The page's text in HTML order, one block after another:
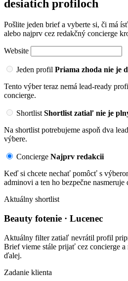
desiatich profiloch
Pošlite jeden brief a vyberte si, či má
alebo najprv cez redakčný concierge
Website
Jeden profil Priama zhoda nie je
Tento výber teraz nemá lead-ready
concierge.
Shortlist Shortlist zatiaľ nie je
Na shortlist potrebujeme aspoň dva
výbere.
Concierge Najprv redakcii
Keď si chcete nechať pomôcť s
adminovi a ten ho bezpečne nasmeruje
Aktuálny shortlist
Beauty fotenie · Lucenec
Aktuálny filter zatiaľ nevrátil profil
Brief vieme stále prijať cez concierge a
ďalej.
Zadanie klienta